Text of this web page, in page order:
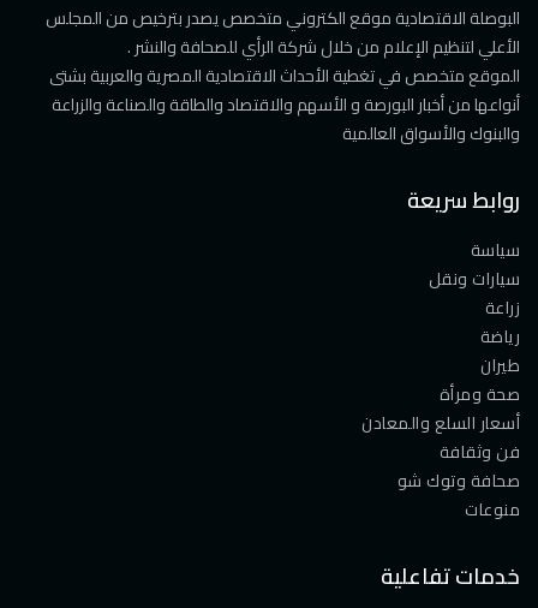
البوصلة الاقتصادية موقع الكتروني متخصص يصدر بترخيص من المجلس
الأعلي لتنظيم الإعلام من خلال شركة الرأي للصحافة والنشر .
الموقع متخصص في تغطية الأحداث الاقتصادية المصرية والعربية بشتى
أنواعها من أخبار البورصة و الأسهم والاقتصاد والطاقة والصناعة والزراعة
والبنوك والأسواق العالمية
روابط سريعة
سياسة
سيارات ونقل
زراعة
رياضة
طيران
صحة ومرأة
أسعار السلع والمعادن
فن وثقافة
صحافة وتوك شو
منوعات
خدمات تفاعلية